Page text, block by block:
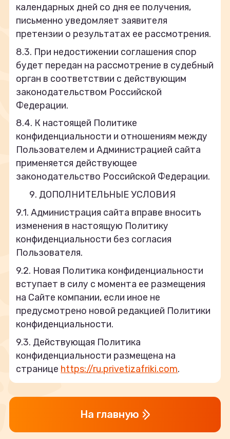
календарных дней со дня ее получения,
письменно уведомляет заявителя
претензии о результатах ее рассмотрения.
8.3. При недостижении соглашения спор
будет передан на рассмотрение в судебный
орган в соответствии с действующим
законодательством Российской
Федерации.
8.4. К настоящей Политике
конфиденциальности и отношениям между
Пользователем и Администрацией сайта
применяется действующее
законодательство Российской Федерации.
ДОПОЛНИТЕЛЬНЫЕ УСЛОВИЯ
9.1. Администрация сайта вправе вносить
изменения в настоящую Политику
конфиденциальности без согласия
Пользователя.
9.2. Новая Политика конфиденциальности
вступает в силу с момента ее размещения
на Сайте компании, если иное не
предусмотрено новой редакцией Политики
конфиденциальности.
9.3. Действующая Политика
конфиденциальности размещена на
странице https://ru.privetizafriki.com.
На главную